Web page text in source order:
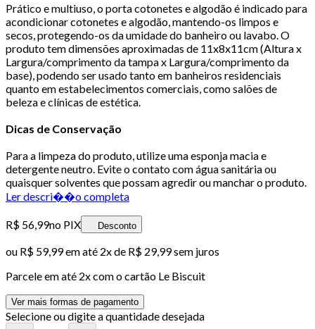
Prático e multiuso, o porta cotonetes e algodão é indicado para
acondicionar cotonetes e algodão, mantendo-os limpos e
secos, protegendo-os da umidade do banheiro ou lavabo. O
produto tem dimensões aproximadas de 11x8x11cm (Altura x
Largura/comprimento da tampa x Largura/comprimento da
base), podendo ser usado tanto em banheiros residenciais
quanto em estabelecimentos comerciais, como salões de
beleza e clínicas de estética.
Dicas de Conservação
Para a limpeza do produto, utilize uma esponja macia e
detergente neutro. Evite o contato com água sanitária ou
quaisquer solventes que possam agredir ou manchar o produto.
Ler descri��o completa
R$ 56,99no PIX Desconto
ou R$ 59,99em até 2x de R$ 29,99 sem juros
Parcele em até 2x com o cartão Le Biscuit
Ver mais formas de pagamento
Selecione ou digite a quantidade desejada